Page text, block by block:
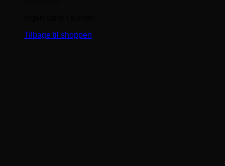
Tilbage til shoppen